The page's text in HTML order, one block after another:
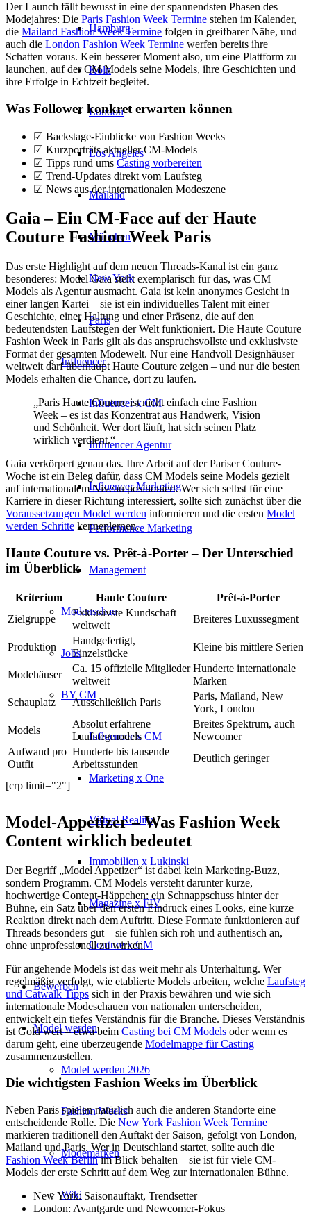
Hamburg
Köln
London
Los Angeles
Mailand
München
New York
Paris
Influencer
Influencer x CM
Influencer Agentur
Influencer Marketing
Performance Marketing
Management
Modenschau
Jobs
BY CM
Influencer x CM
Marketing x One
Virtual Reality
Immobilien x Lukinski
Magazine x FIV
Couture x CM
Bewerben
Model werden
Model werden 2026
Fashion Weeks
Modemarken
Wiki
Der Launch fällt bewusst in eine der spannendsten Phasen des
Modejahres: Die Paris Fashion Week Termine stehen im Kalender,
die Mailand Fashion Week Termine folgen in greifbarer Nähe, und
auch die London Fashion Week Termine werfen bereits ihre
Schatten voraus. Kein besserer Moment also, um eine Plattform zu
launchen, auf der CM Models seine Models, ihre Geschichten und
ihre Erfolge in Echtzeit begleitet.
Was Follower konkret erwarten können
☑ Backstage-Einblicke von Fashion Weeks
☑ Kurzporträts aktueller CM-Models
☑ Tipps rund ums Casting vorbereiten
☑ Trend-Updates direkt vom Laufsteg
☑ News aus der internationalen Modeszene
Gaia – Ein CM-Face auf der Haute
Couture Fashion Week Paris
Das erste Highlight auf dem neuen Threads-Kanal ist ein ganz
besonderes: Model Gaia steht exemplarisch für das, was CM
Models als Agentur ausmacht. Gaia ist kein anonymes Gesicht in
einer langen Kartei – sie ist ein individuelles Talent mit einer
Geschichte, einer Haltung und einer Präsenz, die auf den
bedeutendsten Laufstegen der Welt funktioniert. Die Haute Couture
Fashion Week in Paris gilt als das anspruchsvollste und exklusivste
Format der gesamten Modewelt. Nur eine Handvoll Designhäuser
weltweit darf überhaupt Haute Couture zeigen – und nur die besten
Models erhalten die Chance, dort zu laufen.
„Paris Haute Couture ist nicht einfach eine Fashion
Week – es ist das Konzentrat aus Handwerk, Vision
und Schönheit. Wer dort läuft, hat sich seinen Platz
wirklich verdient.“
Gaia verkörpert genau das. Ihre Arbeit auf der Pariser Couture-
Woche ist ein Beleg dafür, dass CM Models seine Models gezielt
auf internationalem Niveau positioniert. Wer sich selbst für eine
Karriere in dieser Richtung interessiert, sollte sich zunächst über die
Voraussetzungen Model werden informieren und die ersten Model
werden Schritte kennenlernen.
Haute Couture vs. Prêt-à-Porter – Der Unterschied
im Überblick
Kriterium Haute Couture
Prêt-à-Porter
Zielgruppe
Exklusivste Kundschaft
weltweit
Breiteres Luxussegment
Produktion
Handgefertigt,
Einzelstücke
Kleine bis mittlere Serien
Modehäuser
Ca. 15 offizielle Mitglieder
weltweit
Hunderte internationale
Marken
Schauplatz
Ausschließlich Paris
Paris, Mailand, New
York, London
Models
Absolut erfahrene
Laufstegmodels
Breites Spektrum, auch
Newcomer
Aufwand pro
Outfit
Hunderte bis tausende
Arbeitsstunden
Deutlich geringer
[crp limit="2"]
Model-Appetizer – Was Fashion Week
Content wirklich bedeutet
Der Begriff „Model Appetizer“ ist dabei kein Marketing-Buzz,
sondern Programm. CM Models versteht darunter kurze,
hochwertige Content-Häppchen: ein Schnappschuss hinter der
Bühne, ein Satz über den ersten Eindruck eines Looks, eine kurze
Reaktion direkt nach dem Auftritt. Diese Formate funktionieren auf
Threads besonders gut – sie fühlen sich roh und authentisch an,
ohne unprofessionell zu wirken.
Für angehende Models ist das weit mehr als Unterhaltung. Wer
regelmäßig verfolgt, wie etablierte Models arbeiten, welche Laufsteg
und Catwalk Tipps sich in der Praxis bewähren und wie sich
internationale Modeschauen von nationalen unterscheiden,
entwickelt ein tiefes Verständnis für die Branche. Dieses Verständnis
ist Gold wert – etwa beim Casting bei CM Models oder wenn es
darum geht, eine überzeugende Modelmappe für Casting
zusammenzustellen.
Die wichtigsten Fashion Weeks im Überblick
Neben Paris spielen natürlich auch die anderen Standorte eine
entscheidende Rolle. Die New York Fashion Week Termine
markieren traditionell den Auftakt der Saison, gefolgt von London,
Mailand und Paris. Wer in Deutschland startet, sollte auch die
Fashion Week Berlinim Blick behalten – sie ist für viele CM-
Models der erste Schritt auf dem Weg zur internationalen Bühne.
New York: Saisonauftakt, Trendsetter
London: Avantgarde und Newcomer-Fokus